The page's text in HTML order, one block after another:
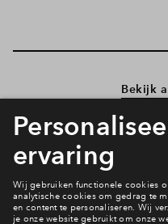
Bekijk
Wonen in Park Valley?
Bekijk het